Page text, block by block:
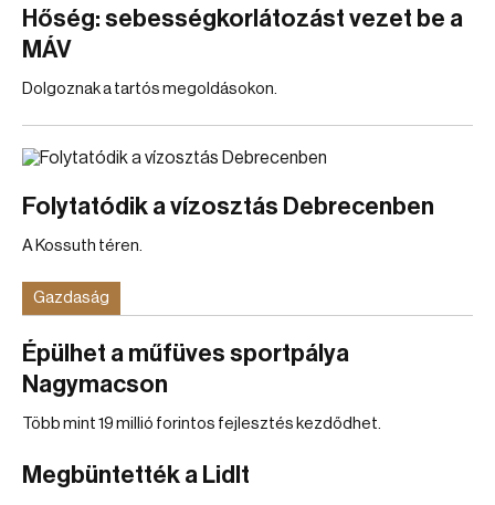
Hőség: sebességkorlátozást vezet be a
MÁV
Dolgoznak a tartós megoldásokon.
Folytatódik a vízosztás Debrecenben
A Kossuth téren.
Gazdaság
Épülhet a műfüves sportpálya
Nagymacson
Több mint 19 millió forintos fejlesztés kezdődhet.
Megbüntették a Lidlt